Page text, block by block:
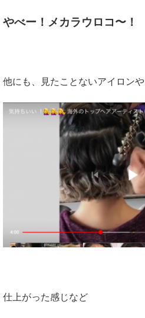
やべー！メカラウロコ〜！
他にも、見たことないアイロンや
仕上がった感じなど